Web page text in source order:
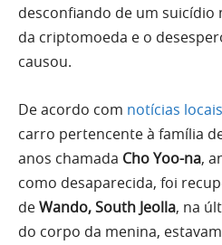
desconfiando de um suicídio
da criptomoeda e o
causou.
De acordo com notícias locais
carro pertencente à família
anos chamada Cho Yoo-na,
como desaparecida, foi
deWando, South Jeolla, na
do corpo da menina,